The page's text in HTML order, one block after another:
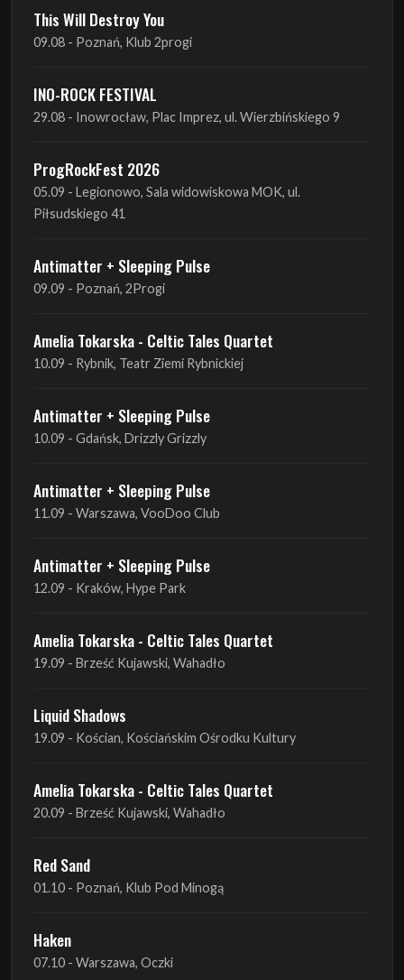
This Will Destroy You
09.08 - Poznań, Klub 2progi
INO-ROCK FESTIVAL
29.08 - Inowrocław, Plac Imprez, ul. Wierzbińskiego 9
ProgRockFest 2026
05.09 - Legionowo, Sala widowiskowa MOK, ul.
Piłsudskiego 41
Antimatter + Sleeping Pulse
09.09 - Poznań, 2Progi
Amelia Tokarska - Celtic Tales Quartet
10.09 - Rybnik, Teatr Ziemi Rybnickiej
Antimatter + Sleeping Pulse
10.09 - Gdańsk, Drizzly Grizzly
Antimatter + Sleeping Pulse
11.09 - Warszawa, VooDoo Club
Antimatter + Sleeping Pulse
12.09 - Kraków, Hype Park
Amelia Tokarska - Celtic Tales Quartet
19.09 - Brześć Kujawski, Wahadło
Liquid Shadows
19.09 - Kościan, Kościańskim Ośrodku Kultury
Amelia Tokarska - Celtic Tales Quartet
20.09 - Brześć Kujawski, Wahadło
Red Sand
01.10 - Poznań, Klub Pod Minogą
Haken
07.10 - Warszawa, Oczki